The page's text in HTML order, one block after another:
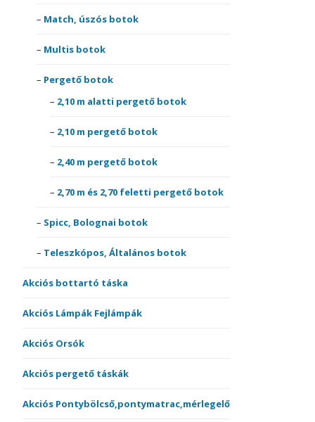
Match, úszós botok
Multis botok
Pergető botok
2,10 m alatti pergető botok
2,10 m pergető botok
2,40 m pergető botok
2,70 m és 2,70 feletti pergető botok
Spicc, Bolognai botok
Teleszkópos, Általános botok
Akciós bottartó táska
Akciós Lámpák Fejlámpák
Akciós Orsók
Akciós pergető táskák
Akciós Pontybölcső,pontymatrac,mérlegelő